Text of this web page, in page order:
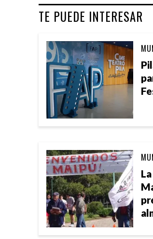
TE PUEDE INTERESAR